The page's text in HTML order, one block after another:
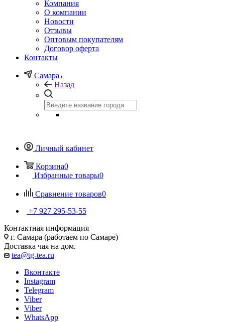
Компания
О компании
Новости
Отзывы
Оптовым покупателям
Договор оферта
Контакты
Самара
Назад
Личный кабинет
Корзина0
Избранные товары0
Сравнение товаров0
+7 927 295-53-55
Контактная информация
г. Самара (работаем по Самаре)
Доставка чая на дом.
tea@tg-tea.ru
Вконтакте
Instagram
Telegram
Viber
Viber
WhatsApp